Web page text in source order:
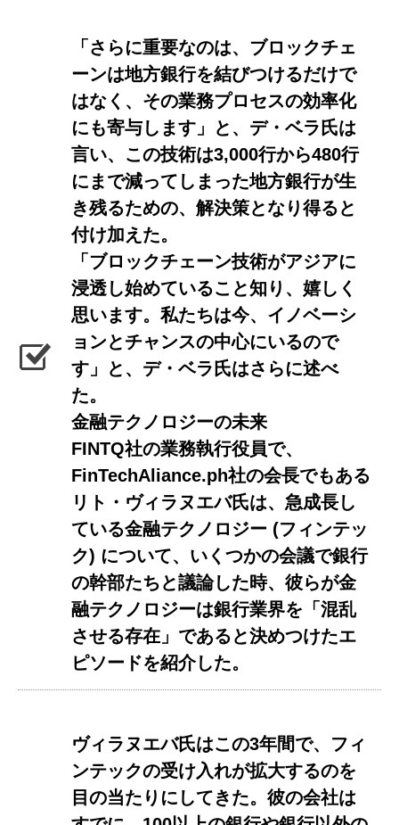
「さらに重要なのは、ブロックチェ
ーンは地方銀行を結びつけるだけで
はなく、その業務プロセスの効率化
にも寄与します」と、デ・ベラ氏は
言い、この技術は3,000行から480行
にまで減ってしまった地方銀行が生
き残るための、解決策となり得ると
付け加えた。
「ブロックチェーン技術がアジアに
浸透し始めていること知り、嬉しく
思います。私たちは今、イノベーシ
ョンとチャンスの中心にいるので
す」と、デ・ベラ氏はさらに述べ
た。
金融テクノロジーの未来
FINTQ社の業務執行役員で、
FinTechAliance.ph社の会長でもある
リト・ヴィラヌエバ氏は、急成長し
ている金融テクノロジー (フィンテッ
ク) について、いくつかの会議で銀行
の幹部たちと議論した時、彼らが金
融テクノロジーは銀行業界を「混乱
させる存在」であると決めつけたエ
ピソードを紹介した。
ヴィラヌエバ氏はこの3年間で、フィ
ンテックの受け入れが拡大するのを
目の当たりにしてきた。彼の会社は